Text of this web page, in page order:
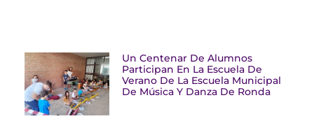
Un Centenar De Alumnos
Participan En La Escuela De
Verano De La Escuela Municipal
De Música Y Danza De Ronda